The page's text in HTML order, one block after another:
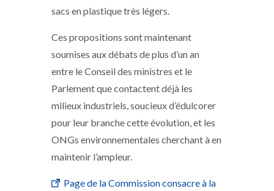
sacs en plastique très légers.
Ces propositions sont maintenant
soumises aux débats de plus d’un an
entre le Conseil des ministres et le
Parlement que contactent déjà les
milieux industriels, soucieux d’édulcorer
pour leur branche cette évolution, et les
ONGs environnementales cherchant à en
maintenir l’ampleur.
Page de la Commission consacre à la